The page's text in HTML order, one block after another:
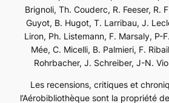
Brignoli, Th. Couderc, R. Feeser, R.
Guyot, B. Hugot, T. Larribau, J.
Liron, Ph. Listemann, F. Marsaly, P-
Mée, C. Micelli, B. Palmieri, F.
Rohrbacher, J. Schreiber, J-N.
Les recensions, critiques et
l’Aérobibliothèque sont la propriété